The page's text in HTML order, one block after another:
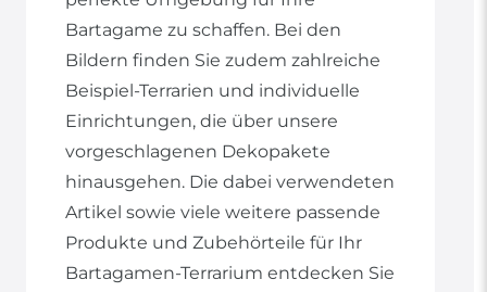
Bartagame zu schaffen. Bei den
Bildern finden Sie zudem zahlreiche
Beispiel-Terrarien und individuelle
Einrichtungen, die über unsere
vorgeschlagenen Dekopakete
hinausgehen. Die dabei verwendeten
Artikel sowie viele weitere passende
Produkte und Zubehörteile für Ihr
Bartagamen-Terrarium entdecken Sie